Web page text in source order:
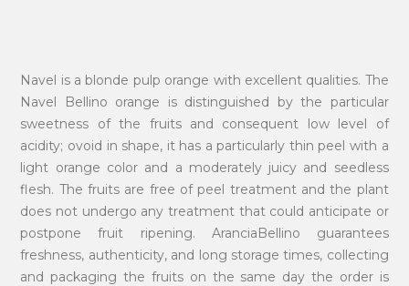
Navel is a blonde pulp orange with excellent qualities. The
Navel Bellino orange is distinguished by the particular
sweetness of the fruits and consequent low level of
acidity; ovoid in shape, it has a particularly thin peel with a
light orange color and a moderately juicy and seedless
flesh. The fruits are free of peel treatment and the plant
does not undergo any treatment that could anticipate or
postpone fruit ripening. AranciaBellino guarantees
freshness, authenticity, and long storage times, collecting
and packaging the fruits on the same day the order is